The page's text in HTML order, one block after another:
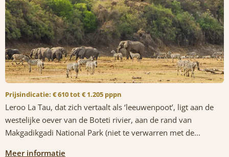
Prijsindicatie: € 610 tot € 1.205 pppn
Leroo La Tau, dat zich vertaalt als ‘leeuwenpoot’, ligt aan de
westelijke oever van de Boteti rivier, aan de rand van
Makgadikgadi National Park (niet te verwarren met de...
Meer informatie